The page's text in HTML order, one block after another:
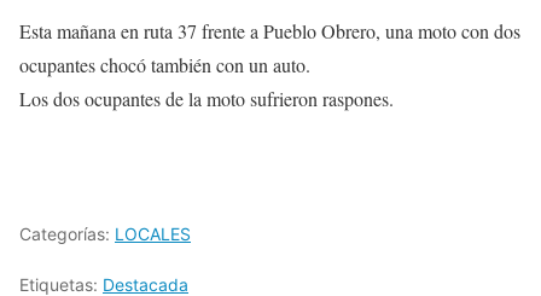
Esta mañana en ruta 37 frente a Pueblo Obrero, una moto con dos
ocupantes chocó también con un auto.
Los dos ocupantes de la moto sufrieron raspones.
Categorías: LOCALES
Etiquetas: Destacada